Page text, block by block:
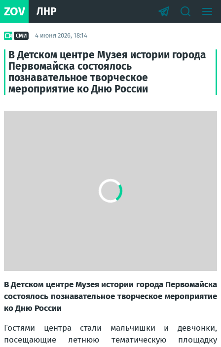
ZOV ЛНР
СМИ 4 июня 2026, 18:14
В Детском центре Музея истории города
Первомайска состоялось
познавательное творческое
мероприятие ко Дню России
В Детском центре Музея истории города Первомайска
состоялось познавательное творческое мероприятие
ко Дню России
Гостями центра стали мальчишки и девчонки,
посещающие летнюю тематическую площадку